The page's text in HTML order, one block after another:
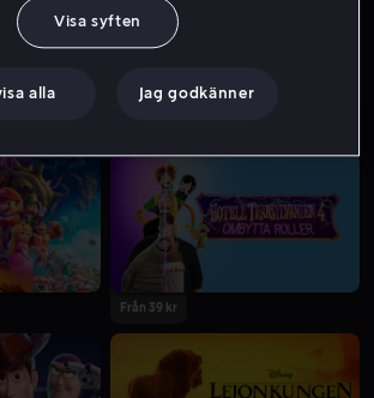
Från 39 kr
Visa syften
alla Jag godkänner